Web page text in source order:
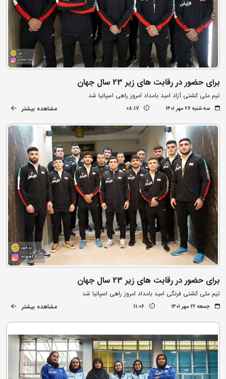
برای حضور در رقابت های زیر 23 سال جهان
تیم ملی کشتی آزاد امید بامداد امروز راهی اسپانیا شد
سه شنبه ۲۶ مهر ۱۴۰۱ 08:17 مشاهده بیشتر
برای حضور در رقابت های زیر 23 سال جهان
تیم ملی کشتی فرنگی امید بامداد امروز راهی اسپانیا شد
جمعه ۲۲ مهر ۱۴۰۱ 11:06 مشاهده بیشتر